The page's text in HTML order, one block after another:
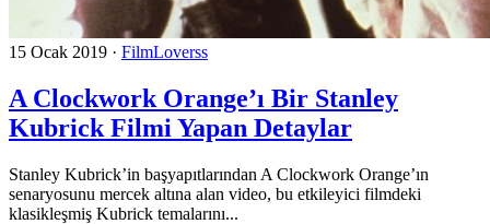
15 Ocak 2019 · FilmLoverss
A Clockwork Orange’ı Bir Stanley
Kubrick Filmi Yapan Detaylar
Stanley Kubrick’in başyapıtlarından A Clockwork Orange’ın
senaryosunu mercek altına alan video, bu etkileyici filmdeki
klasikleşmiş Kubrick temalarını...